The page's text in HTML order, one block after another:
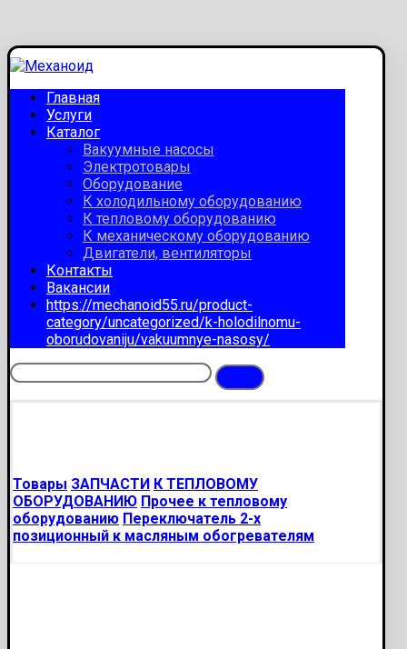
Главная
Услуги
Каталог
Вакуумные насосы
Электротовары
Оборудование
К холодильному оборудованию
К тепловому оборудованию
К механическому оборудованию
Двигатели, вентиляторы
Контакты
Вакансии
https://mechanoid55.ru/product-
category/uncategorized/k-holodilnomu-
oborudovaniju/vakuumnye-nasosy/
Товары ЗАПЧАСТИ К ТЕПЛОВОМУ
ОБОРУДОВАНИЮ Прочее к тепловому
оборудованию Переключатель 2-х
позиционный к масляным обогревателям